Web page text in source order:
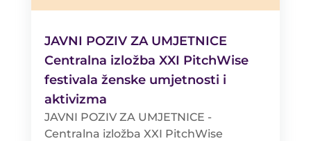
JAVNI POZIV ZA UMJETNICE
Centralna izložba XXI PitchWise
festivala ženske umjetnosti i
aktivizma
JAVNI POZIV ZA UMJETNICE -
Centralna izložba XXI PitchWise